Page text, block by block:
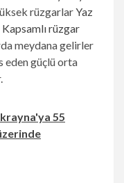
rüzgarlarYaz
Kapsamlı rüzgar
meydana gelirler
eden güçlü orta
55